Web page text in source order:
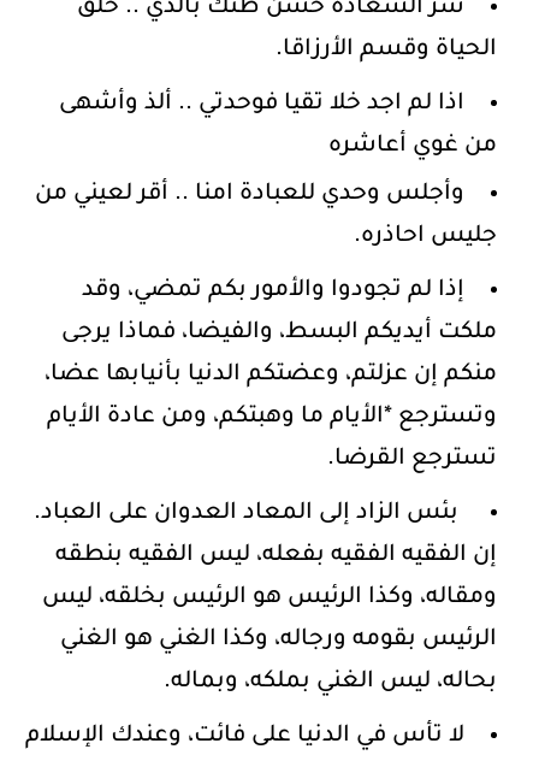
سر السعادة حسن ظنك بالذي .. خلق
الحياة وقسم الأرزاقا.
اذا لم اجد خلا تقيا فوحدتي .. ألذ وأشهى
من غوي أعاشره
وأجلس وحدي للعبادة امنا .. أقر لعيني من
جليس احاذره.
إذا لم تجودوا والأمور بكم تمضي، وقد
ملكت أيديكم البسط، والفيضا، فماذا يرجى
منكم إن عزلتم، وعضتكم الدنيا بأنيابها عضا،
وتسترجع *الأيام ما وهبتكم، ومن عادة الأيام
تسترجع القرضا.
بئس الزاد إلى المعاد العدوان على العباد.
إن الفقيه الفقيه بفعله، ليس الفقيه بنطقه
ومقاله، وكذا الرئيس هو الرئيس بخلقه، ليس
الرئيس بقومه ورجاله، وكذا الغني هو الغني
بحاله، ليس الغني بملكه، وبماله.
لا تأس في الدنيا على فائت، وعندك الإسلام